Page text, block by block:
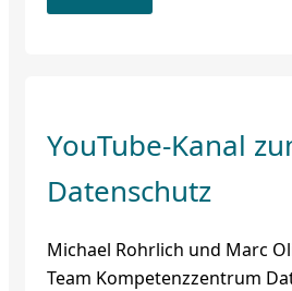
YouTube-Kanal
Datenschutz
Michael Rohrlich und Marc
Team Kompetenzzentrum